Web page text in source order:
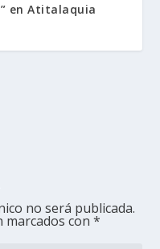
en Atitalaquia
no será publicada.
marcados con*